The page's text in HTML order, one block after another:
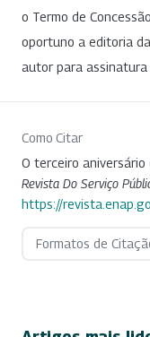
o Termo de
oportuno a editoria
autor para assinatura
Como Citar
O terceiro aniversário
Revista Do Serviço
https://
Formatos de